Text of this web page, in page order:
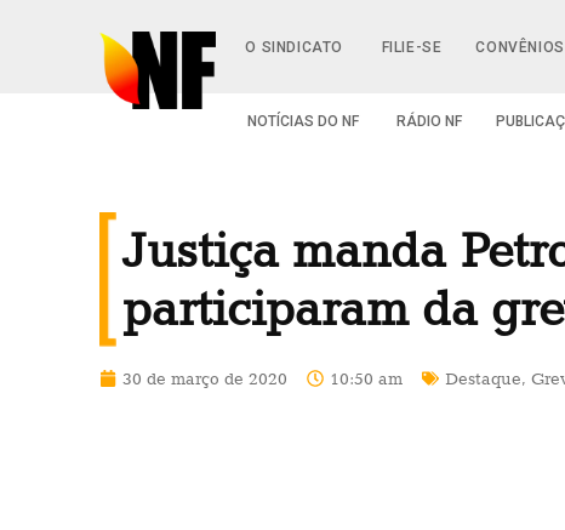
O SINDICATO FILIE-SE CONVÊNIOS
NOTÍCIAS DO NF RÁDIO NF
Justiça manda
participaram da
30 de março de 2020 10:50 am Destaque,